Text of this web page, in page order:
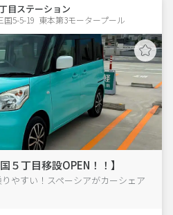
目ステーション
5-5-19  東本第3モータープール
５丁目移設OPEN！！】
やすい！スペーシアがカーシェア